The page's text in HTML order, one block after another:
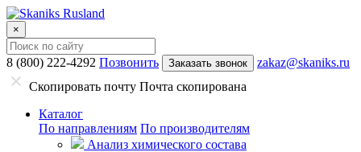
×
8 (800) 222-4292 Позвонить Заказать звонок
zakaz@skaniks.ru
Скопировать почту Почта скопирована
Каталог
По направлениям По производителям
Анализ химического состава